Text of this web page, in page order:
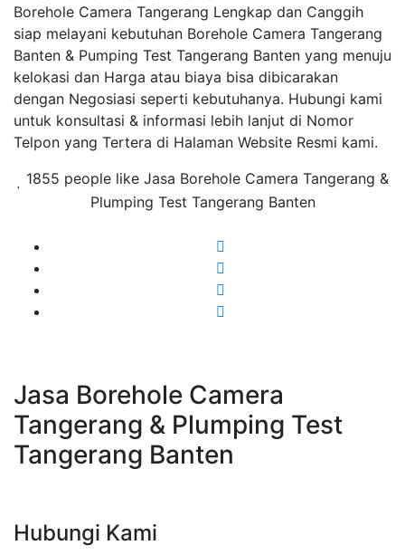
Borehole Camera Tangerang Lengkap dan Canggih
siap melayani kebutuhan Borehole Camera Tangerang
Banten & Pumping Test Tangerang Banten yang menuju
kelokasi dan Harga atau biaya bisa dibicarakan
dengan Negosiasi seperti kebutuhanya. Hubungi kami
untuk konsultasi & informasi lebih lanjut di Nomor
Telpon yang Tertera di Halaman Website Resmi kami.
1855 people like Jasa Borehole Camera Tangerang &
Plumping Test Tangerang Banten
Jasa Borehole Camera
Tangerang & Plumping Test
Tangerang Banten
Hubungi Kami